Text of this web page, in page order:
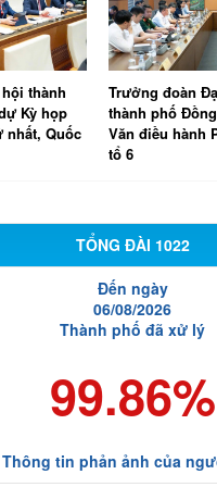
Quốc hội
Hồng
thảo luận
Thực hiện
các giải pháp
tăng trưởng và
năm 2026
TỔNG ĐÀI 1022
Đến ngày
06/08/2026
Thành phố đã xử lý
99.86%
Thông tin phản ảnh của